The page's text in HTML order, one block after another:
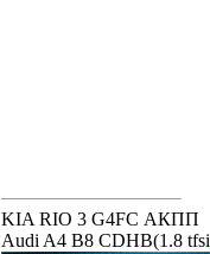
KIA RIO 3 G4FC АКПП
Audi A4 B8 CDHB(1.8